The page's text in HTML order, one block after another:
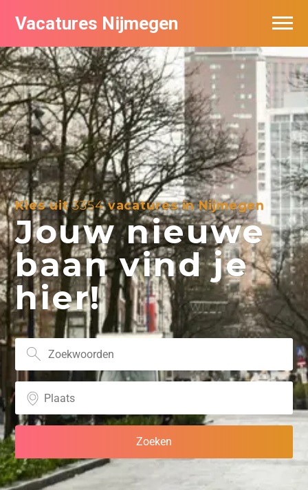
Vacatures Nijmegen
Kies uit3354vacatures in Nijmegen
Jouw nieuwe
baan vind je
hier!
Vacatures per bedrijf
De populairste vacatures in Nijmegen
Nieuwsbrief feed